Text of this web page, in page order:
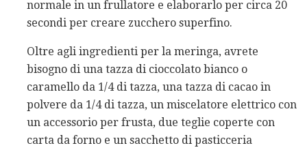
normale in un frullatore e elaborarlo per circa 20
secondi per creare zucchero superfino.
Oltre agli ingredienti per la meringa, avrete
bisogno di una tazza di cioccolato bianco o
caramello da 1/4 di tazza, una tazza di cacao in
polvere da 1/4 di tazza, un miscelatore elettrico con
un accessorio per frusta, due teglie coperte con
carta da forno e un sacchetto di pasticceria